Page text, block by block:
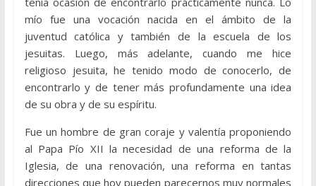
mío fue una vocación nacida en el ámbito de la
juventud católica y también de la escuela de los
jesuitas. Luego, más adelante, cuando me hice
religioso jesuita, he tenido modo de conocerlo, de
encontrarlo y de tener más profundamente una idea
de su obra y de su espíritu.
Fue un hombre de gran coraje y valentía proponiendo
al Papa Pío XII la necesidad de una reforma de la
Iglesia, de una renovación, una reforma en tantas
direcciones que hoy pueden parecernos muy normales